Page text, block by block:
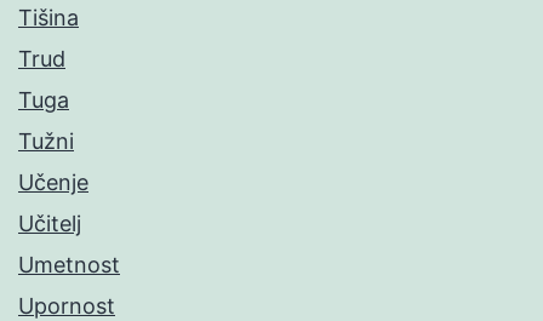
Tišina
Trud
Tuga
Tužni
Učenje
Učitelj
Umetnost
Upornost